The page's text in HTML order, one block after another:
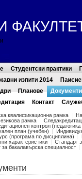
Студентски практики
изпити 2014
Планове
Документи
Контакт
квалификационна рамка
рамка
контрол
план (учебен)
(програма по дисциплина)
характеристики
Стандарт
за бакалавърска специалност